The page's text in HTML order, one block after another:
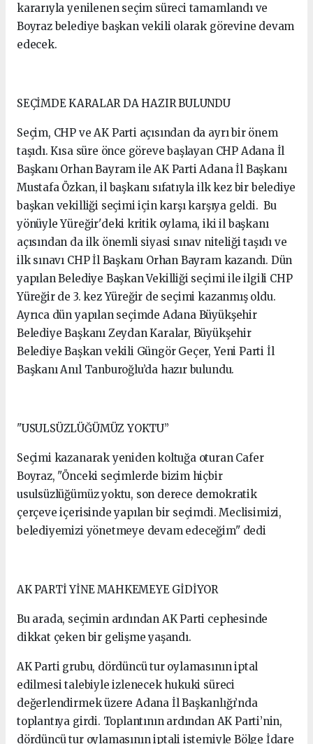
kararıyla yenilenen seçim süreci tamamlandı ve
Boyraz belediye başkan vekili olarak görevine devam
edecek.
SEÇİMDE KARALAR DA HAZIR BULUNDU
Seçim, CHP ve AK Parti açısından da ayrı bir önem
taşıdı. Kısa süre önce göreve başlayan CHP Adana İl
Başkanı Orhan Bayram ile AK Parti Adana İl Başkanı
Mustafa Özkan, il başkanı sıfatıyla ilk kez bir belediye
başkan vekilliği seçimi için karşı karşıya geldi. Bu
yönüyle Yüreğir'deki kritik oylama, iki il başkanı
açısından da ilk önemli siyasi sınav niteliği taşıdı ve
ilk sınavı CHP İl Başkanı Orhan Bayram kazandı. Dün
yapılan Belediye Başkan Vekilliği seçimi ile ilgili CHP
Yüreğir de 3. kez Yüreğir de seçimi kazanmış oldu.
Ayrıca dün yapılan seçimde Adana Büyükşehir
Belediye Başkanı Zeydan Karalar, Büyükşehir
Belediye Başkan vekili Güngör Geçer, Yeni Parti İl
Başkanı Anıl Tanburoğlu’da hazır bulundu.
"USULSÜZLÜĞÜMÜZ YOKTU”
Seçimi kazanarak yeniden koltuğa oturan Cafer
Boyraz, "Önceki seçimlerde bizim hiçbir
usulsüzlüğümüz yoktu, son derece demokratik
çerçeve içerisinde yapılan bir seçimdi. Meclisimizi,
belediyemizi yönetmeye devam edeceğim" dedi
AK PARTİ YİNE MAHKEMEYE GİDİYOR
Bu arada, seçimin ardından AK Parti cephesinde
dikkat çeken bir gelişme yaşandı.
AK Parti grubu, dördüncü tur oylamasının iptal
edilmesi talebiyle izlenecek hukuki süreci
değerlendirmek üzere Adana İl Başkanlığı’nda
toplantıya girdi. Toplantının ardından AK Parti’nin,
dördüncü tur oylamasının iptali istemiyle Bölge İdare